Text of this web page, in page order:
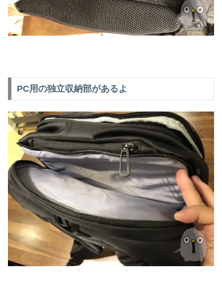
PC用の独立収納部があるよ